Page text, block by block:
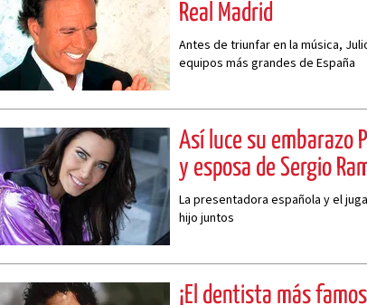
Real Madrid
Antes de triunfar en la música,
equipos más grandes de España
Así luce su embarazo
y esposa de Sergio
La presentadora española y el
hijo juntos
¡El dentista más